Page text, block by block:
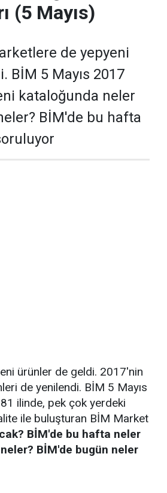
(5 Mayıs)
de yepyeni
BİM 5 Mayıs 2017
kataloğunda neler
BİM'de bu hafta
ürünler de geldi. 2017'nin
de yenilendi. BİM 5 Mayıs
ilinde, pek çok yerdeki
ile buluşturan BİM Market
BİM'de bu hafta neler
BİM'de bugün neler